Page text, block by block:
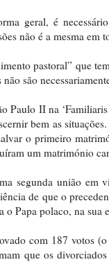
geral, é
não é a mesma em
pastoral” que
são
Paulo II na
bem as
o primeiro
um matrimónio
segunda união em
de que o
Papa polaco, na sua
com 187 votos
que os